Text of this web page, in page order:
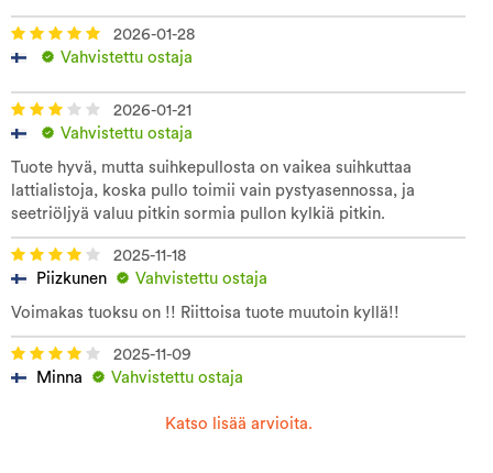
2026-01-28
Vahvistettu ostaja
2026-01-21
Vahvistettu ostaja
Tuote hyvä, mutta suihkepullosta on vaikea suihkuttaa
lattialistoja, koska pullo toimii vain pystyasennossa, ja
seetriöljyä valuu pitkin sormia pullon kylkiä pitkin.
2025-11-18
Piizkunen
Vahvistettu ostaja
Voimakas tuoksu on !! Riittoisa tuote muutoin kyllä!!
2025-11-09
Minna
Vahvistettu ostaja
Katso lisää arvioita.